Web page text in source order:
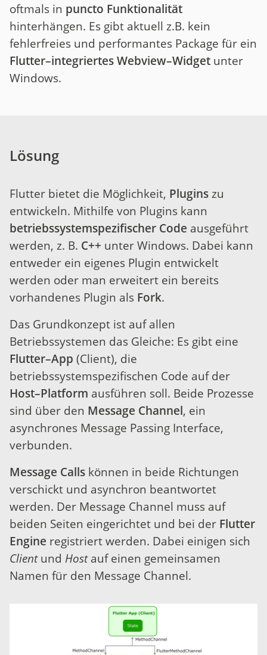
oftmals in puncto Funktionalität
hinterhängen. Es gibt aktuell z.B. kein
fehlerfreies und performantes Package für ein
Flutter–integriertes Webview–Widget unter
Windows.
Lösung
Flutter bietet die Möglichkeit, Pluginszu
entwickeln. Mithilfe von Plugins kann
betriebssystemspezifischer Code ausgeführt
werden, z. B. C++ unter Windows. Dabei kann
entweder ein eigenes Plugin entwickelt
werden oder man erweitert ein bereits
vorhandenes Plugin als Fork.
Das Grundkonzept ist auf allen
Betriebssystemen das Gleiche: Es gibt eine
Flutter–App (Client), die
betriebssystemspezifischen Code auf der
Host–Platform ausführen soll. Beide Prozesse
sind über den Message Channel, ein
asynchrones Message Passing Interface,
verbunden.
Message Calls können in beide Richtungen
verschickt und asynchron beantwortet
werden. Der Message Channel muss auf
beiden Seiten eingerichtet und bei der Flutter
Engine registriert werden. Dabei einigen sich
Clientund Hostauf einen gemeinsamen
Namen für den Message Channel.